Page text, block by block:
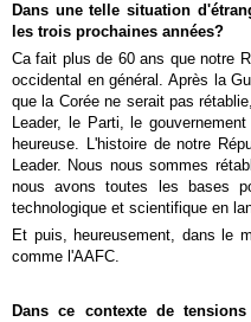
Dans une telle situation
les trois prochaines années?
Ca fait plus de 60 ans que notre
occidental en général. Après la
que la Corée ne serait pas
Leader, le Parti, le
heureuse. L'histoire de notre
Leader. Nous nous sommes
nous avons toutes les bases
technologique et scientifique en
Et puis, heureusement, dans le
comme l'AAFC.
Dans ce contexte de